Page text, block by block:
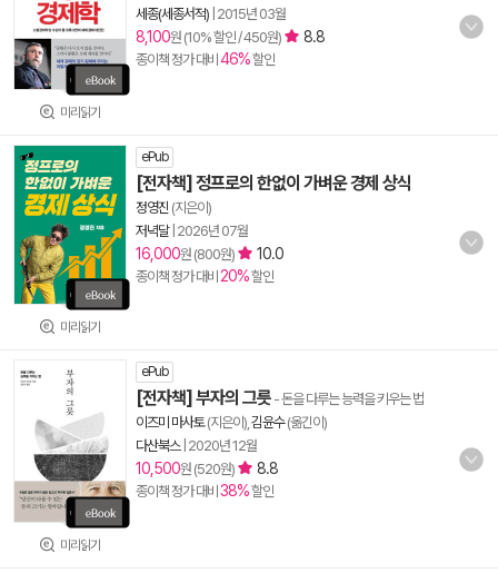
미리읽기
세종(세종서적) 2015년 03월
8,100원 (10% 할인 / 450원) 8.8
종이책 정가 대비 46%할인
미리읽기
ePub
[전자책] 정프로의 한없이 가벼운 경제 상식
정영진 (지은이)
저녁달| 2026년 07월
16,000원 (800원) 10.0
종이책 정가 대비 20%할인
미리읽기
ePub
[전자책] 부자의 그릇 - 돈을 다루는 능력을 키우는 법
이즈미 마사토(지은이), 김윤수(옮긴이)
다산북스| 2020년 12월
10,500원 (520원) 8.8
종이책 정가 대비 38%할인